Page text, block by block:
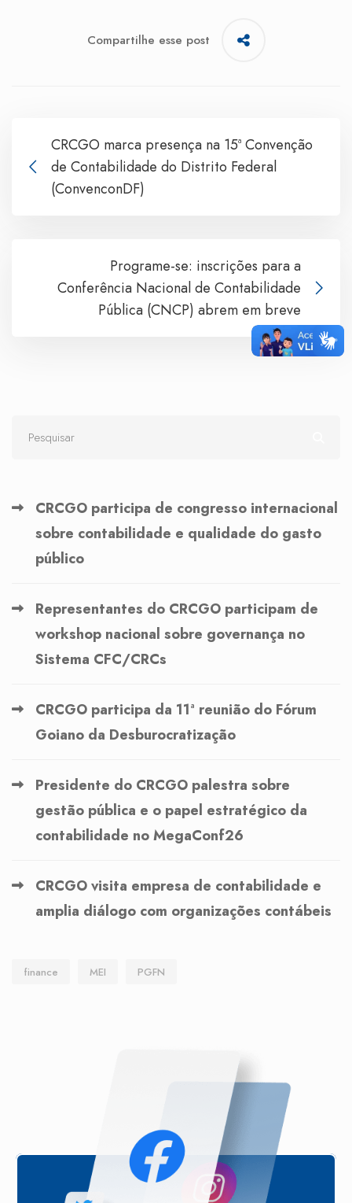
Compartilhe esse post
CRCGO marca presença na 15ª Convenção
de Contabilidade do Distrito Federal
(ConvenconDF)
Programe-se: inscrições para a
Conferência Nacional de Contabilidade
Pública (CNCP) abrem em breve
CRCGO participa de congresso internacional
sobre contabilidade e qualidade do gasto
público
Representantes do CRCGO participam de
workshop nacional sobre governança no
Sistema CFC/CRCs
CRCGO participa da 11ª reunião do Fórum
Goiano da Desburocratização
Presidente do CRCGO palestra sobre
gestão pública e o papel estratégico da
contabilidade no MegaConf26
CRCGO visita empresa de contabilidade e
amplia diálogo com organizações contábeis
finance MEI PGFN